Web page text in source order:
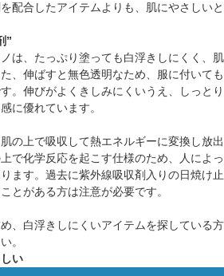
配合したアイテムよりも、肌にやさしいと
”
は、たっぷり塗っても白浮きしにくく、肌
、伸ばすと無色透明なため、服に付いても
。伸びがよくきしみにくいうえ、しっとり
に優れています。
の上で吸収して熱エネルギーに変換し放出
で化学反応を起こす仕様のため、人によっ
ます。過去に紫外線吸収剤入りの日焼け止
とがある方は注意が必要です。
、白浮きしにくいアイテムを探している方
。
い